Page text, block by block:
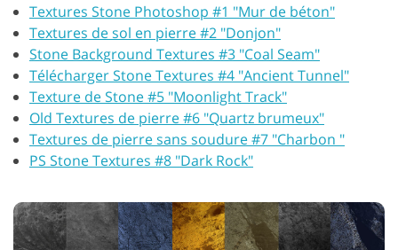
Textures Stone Photoshop #1 "Mur de béton"
Textures de sol en pierre #2 "Donjon"
Stone Background Textures #3 "Coal Seam"
Télécharger Stone Textures #4 "Ancient Tunnel"
Texture de Stone #5 "Moonlight Track"
Old Textures de pierre #6 "Quartz brumeux"
Textures de pierre sans soudure #7 "Charbon "
PS Stone Textures #8 "Dark Rock"